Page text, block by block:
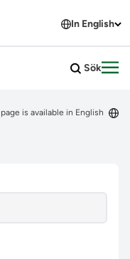
In English
Sök
is available in English